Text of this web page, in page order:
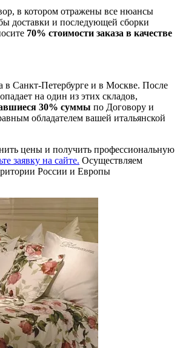
в котором отражены все нюансы
доставки и последующей сборки
70% стоимости заказа в качестве
в Санкт-Петербурге и в Москве. После
на один из этих складов,
30% суммы по Договору и
обладателем вашей итальянской
цены и получить профессиональную
заявку на сайте. Осуществляем
России и Европы